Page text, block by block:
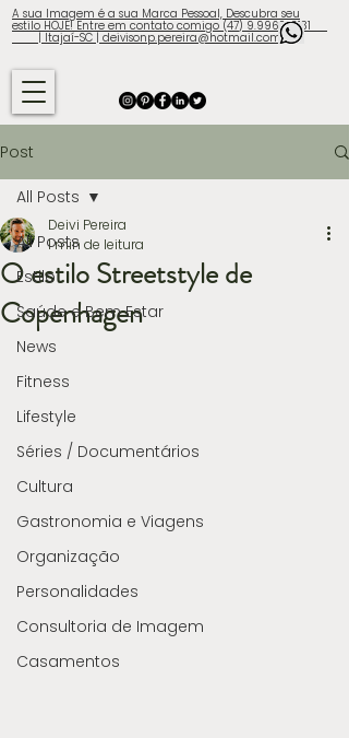
A sua Imagem é a sua Marca Pessoal, Descubra seu
estilo HOJE! Entre em contato comigo (47) 9.9960-3131
| Itajaí-SC | deivisonp.pereira@hotmail.com
Post
All Posts
Estilo
Saúde e Bem Estar
News
Fitness
Lifestyle
Séries / Documentários
Cultura
Gastronomia e Viagens
Organização
Personalidades
Consultoria de Imagem
Casamentos
All Posts
O estilo Streetstyle de
Copenhagen
Deivi Pereira
1 min de leitura